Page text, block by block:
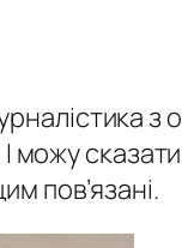
І можу
пов’язані.